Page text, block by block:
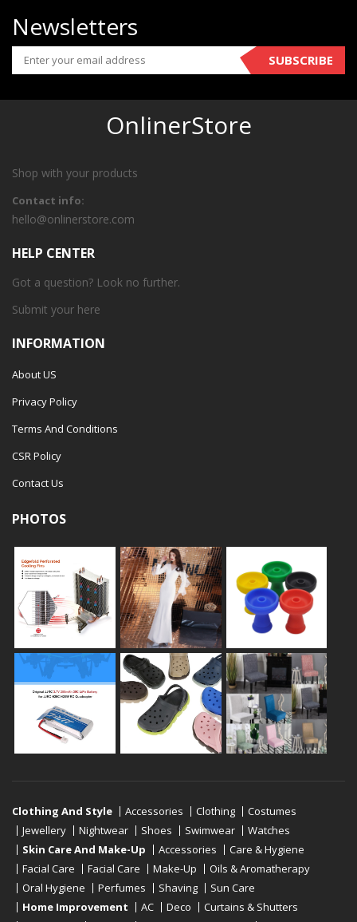
Newsletters
SUBSCRIBE
OnlinerStore
Shop with your products
Contact info:
hello@onlinerstore.com
HELP CENTER
Got a question? Look no further.
Submit your here
INFORMATION
About US
Privacy Policy
Terms And Conditions
CSR Policy
Contact Us
PHOTOS
Clothing And Style Accessories Clothing
Costumes
Jewellery
Nightwear Shoes Swimwear
Watches
Skin Care And Make-Up
Accessories
Care & Hygiene
Facial Care
Facial Care Make-Up
Oils & Aromatherapy
Oral Hygiene
Perfumes Shaving
Sun Care
Home Improvement
AC Deco
Curtains & Shutters